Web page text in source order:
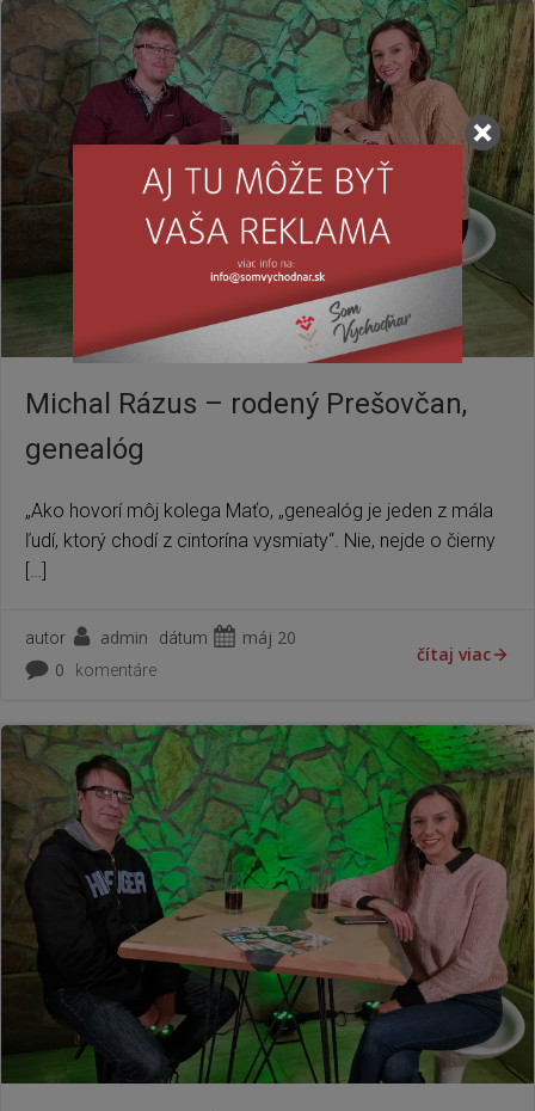
Michal Rázus – rodený Prešovčan,
genealóg
„Ako hovorí môj kolega Maťo, „genealóg je jeden z mála
ľudí, ktorý chodí z cintorína vysmiaty“. Nie, nejde o čierny
[…]
autor admin dátum
máj 20
0
komentáre
čítaj viac